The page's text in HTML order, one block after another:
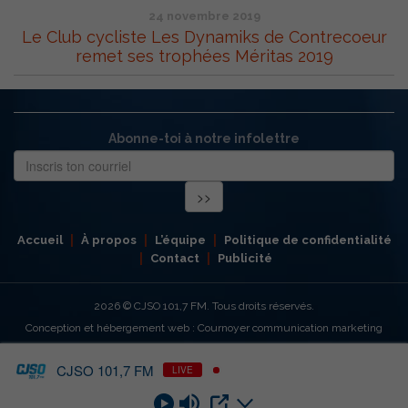
24 novembre 2019
Le Club cycliste Les Dynamiks de Contrecoeur
remet ses trophées Méritas 2019
Abonne-toi à notre infolettre
Accueil À propos L’équipe
Politique de confidentialité
Contact
Publicité
2026 © CJSO 101,7 FM. Tous droits réservés.
Conception et hébergement web : Cournoyer communication marketing
CJSO 101,7 FM LIVE